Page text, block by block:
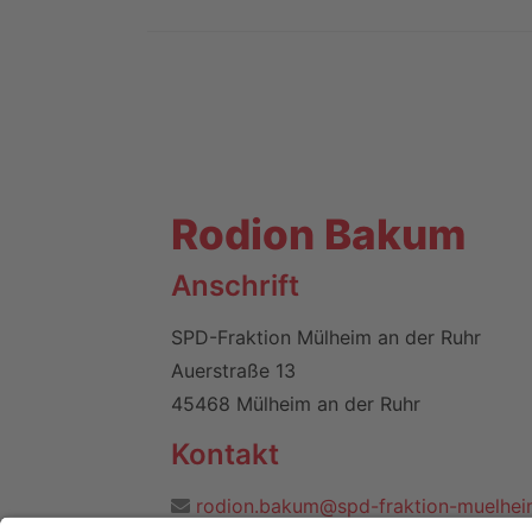
Rodion Bakum
Anschrift
SPD-Fraktion Mülheim an der Ruhr
Auerstraße 13
45468 Mülheim an der Ruhr
Kontakt
rodion.bakum@spd-fraktion-